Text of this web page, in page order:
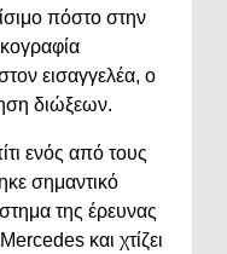
πόστο στην
εισαγγελέα, ο
διώξεων.
ενός από τους
σημαντικό
της έρευνας
και χτίζει